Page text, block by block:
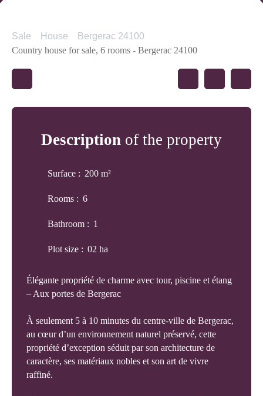
Sale House
Bergerac 24100
Country house for sale, 6 rooms - Bergerac 24100
Description of the property
Surface : 200 m²
Rooms : 6
Bathroom : 1
Plot size : 02 ha
Élégante propriété de charme avec tour, piscine et étang
– Aux portes de Bergerac
À seulement 5 à 10 minutes du centre-ville de Bergerac,
au cœur d’un environnement naturel préservé, cette
propriété d’exception séduit par son architecture de
caractère, ses matériaux nobles et son art de vivre
raffiné.